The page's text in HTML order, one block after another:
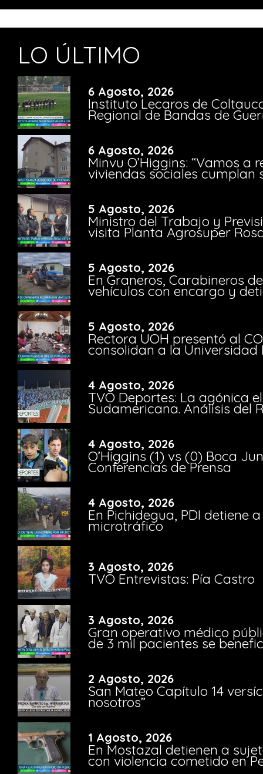
LO ÚLTIMO
6 Agosto, 2026
Instituto Lecaros de
Regional de Bandas de
6 Agosto, 2026
Minvu O’Higgins: “Vamos a
viviendas sociales cumplan
5 Agosto, 2026
Ministro del Trabajo y
visita Planta Agrosuper
5 Agosto, 2026
En Graneros, Carabineros
vehículos con encargo y
5 Agosto, 2026
Rectora UOH presentó al
consolidan a la Universidad
4 Agosto, 2026
TVO Deportes: La agónica
Sudamericana. Análisis del
4 Agosto, 2026
O’Higgins (1) vs (0) Boca
Conferencias de Prensa
4 Agosto, 2026
En Pichidegua, PDI detiene
microtráfico
3 Agosto, 2026
TVO Entrevistas: Pía Castro
3 Agosto, 2026
Gran operativo médico
de 3 mil pacientes se
2 Agosto, 2026
San Mateo Capítulo 14
nosotros”
1 Agosto, 2026
En Mostazal detienen a
con violencia cometido en